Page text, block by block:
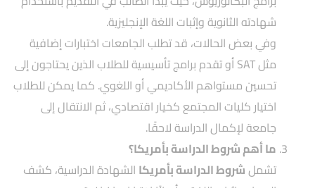
شهادته الثانوية وإثبات اللغة الإنجليزية.
وفي بعض الحالات، قد تطلب الجامعات اختبارات إضافية
مثل SAT أو تقدم برامج تأسيسية للطلاب الذين يحتاجون إلى
تحسين مستواهم الأكاديمي أو اللغوي. كما يمكن للطلاب
اختيار كليات المجتمع كخيار اقتصادي، ثم الانتقال إلى
جامعة لإكمال الدراسة لاحقًا.
ما أهم شروط الدراسة بأمريكا؟
تشملشروط الدراسة بأمريكا الشهادة الدراسية، كشف